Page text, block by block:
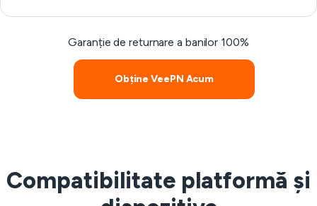
Garanție de returnare a banilor 100%
Obține VeePN Acum
Compatibilitate platformă și